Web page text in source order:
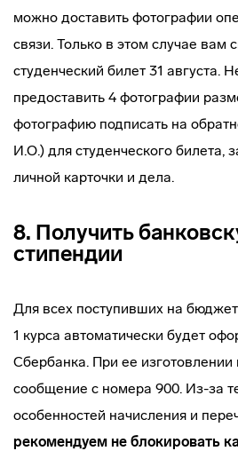
можно доставить фотографии
связи. Только в этом случае вам
студенческий билет 31 августа.
предоставить 4 фотографии
фотографию подписать на
И.О.) для студенческого билета,
личной карточки и дела.
8. Получить
стипендии
Для всех поступивших на
1 курса автоматически будет
Сбербанка. При ее
сообщение с номера 900. Из-за
особенностей начисления и
рекомендуем не блокировать